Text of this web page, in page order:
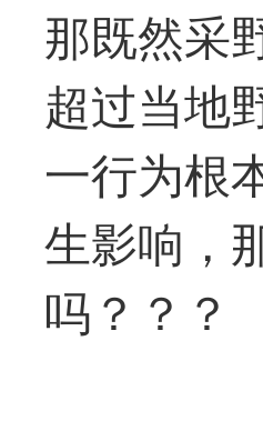
那既然采
超过当地
一行为根
生影响，
吗？？？